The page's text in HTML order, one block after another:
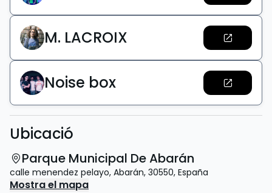
M. LACROIX
Noise box
Ubicació
Parque Municipal De Abarán
calle menendez pelayo, Abarán, 30550, España
Mostra el mapa